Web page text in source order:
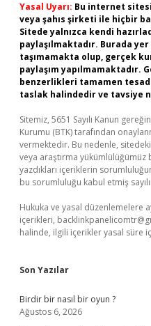
Yasal Uyarı: Bu internet
veya şahıs şirketi ile hiçbir
Sitede yalnızca kendi
paylaşılmaktadır. Burada
taşımamakta olup, gerçek
paylaşım yapılmamaktadır.
benzerlikleri tamamen
taslak halindedir ve tavsiye
Sitemiz, 5651 Sayılı Kanun
Kurumu (BTK) tarafından
vermektedir. Bu nedenle,
veya araştırma
yazdıkları içeriklerin
bu sorumluluğu kabul etmiş
Hukuka ve yasal düzenlemelere
içerikleri,
halinde, ilgili içerikler yasal süre
Son Yazılar
Birdir bir nasıl bir oyun ?
Ağustos 6, 2026